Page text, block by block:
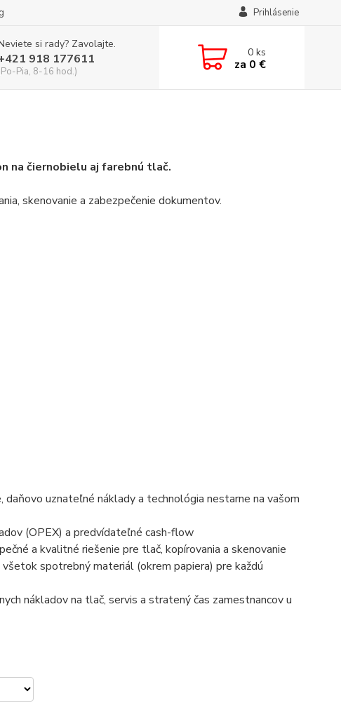
Prihlásenie
si rady? Zavolajte.
918 177611
Pia, 8-16 hod.)
0ks
za 0 €
na čiernobielu aj farebnú tlač.
skenovanie a zabezpečenie dokumentov.
uznateľné náklady a technológia nestarne na vašom
(OPEX) a predvídateľné cash-flow
a kvalitné riešenie pre tlač, kopírovania a skenovanie
spotrebný materiál (okrem papiera) pre každú
nákladov na tlač, servis a stratený čas zamestnancov u